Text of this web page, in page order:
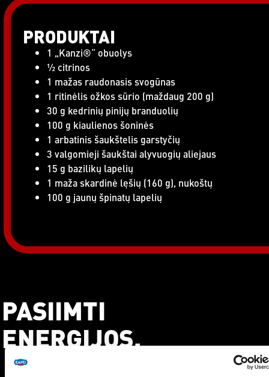
PRODUKTAI
1 „Kanzi®“ obuolys
½ citrinos
1 mažas raudonasis svogūnas
1 ritinėlis ožkos sūrio (maždaug 200 g)
30 g kedrinių pinijų branduolių
100 g kiaulienos šoninės
1 arbatinis šaukštelis garstyčių
3 valgomieji šaukštai alyvuogių aliejaus
15 g bazilikų lapelių
1 maža skardinė lęšių (160 g), nukoštų
100 g jaunų špinatų lapelių
PASIIMTI
ENERGIJOS.